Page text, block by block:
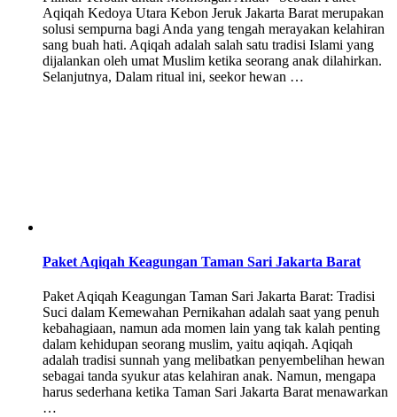
Aqiqah Kedoya Utara Kebon Jeruk Jakarta Barat merupakan
solusi sempurna bagi Anda yang tengah merayakan kelahiran
sang buah hati. Aqiqah adalah salah satu tradisi Islami yang
dijalankan oleh umat Muslim ketika seorang anak dilahirkan.
Selanjutnya, Dalam ritual ini, seekor hewan …
Paket Aqiqah Keagungan Taman Sari Jakarta Barat
Paket Aqiqah Keagungan Taman Sari Jakarta Barat: Tradisi
Suci dalam Kemewahan Pernikahan adalah saat yang penuh
kebahagiaan, namun ada momen lain yang tak kalah penting
dalam kehidupan seorang muslim, yaitu aqiqah. Aqiqah
adalah tradisi sunnah yang melibatkan penyembelihan hewan
sebagai tanda syukur atas kelahiran anak. Namun, mengapa
harus sederhana ketika Taman Sari Jakarta Barat menawarkan
…